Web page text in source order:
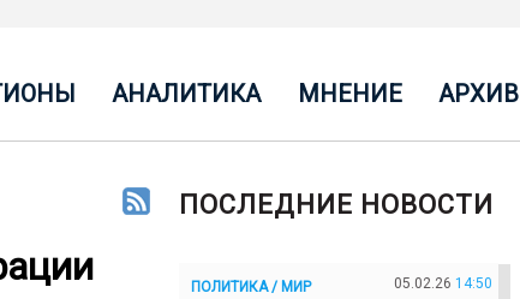
АНАЛИТИКА МНЕНИЕ АРХИВ
ПОСЛЕДНИЕ НОВОСТИ
ПОЛИТИКА / МИР 05.02.26 14:50